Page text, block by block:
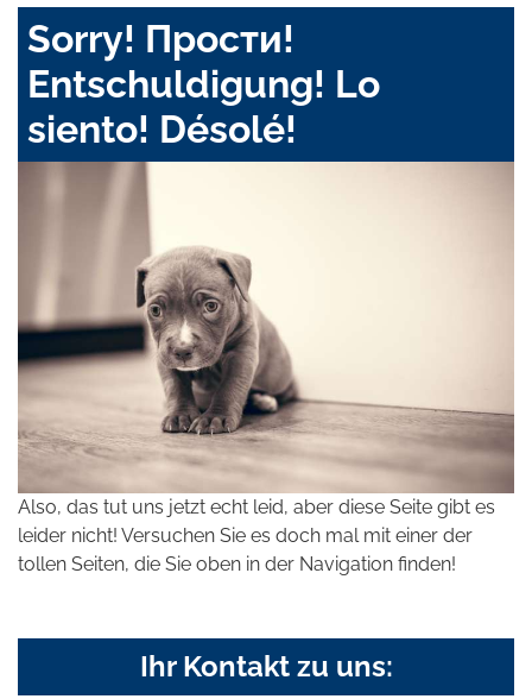
Sorry! Прости!
Entschuldigung! Lo
siento! Désolé!
Also, das tut uns jetzt echt leid, aber diese Seite gibt es
leider nicht! Versuchen Sie es doch mal mit einer der
tollen Seiten, die Sie oben in der Navigation finden!
Ihr Kontakt zu uns: